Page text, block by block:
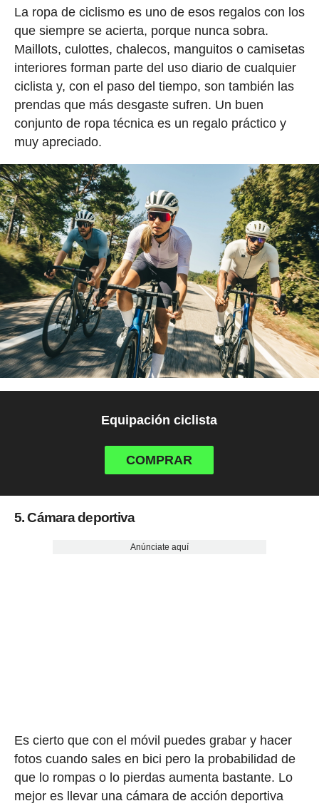
La ropa de ciclismo es uno de esos regalos con los
que siempre se acierta, porque nunca sobra.
Maillots, culottes, chalecos, manguitos o camisetas
interiores forman parte del uso diario de cualquier
ciclista y, con el paso del tiempo, son también las
prendas que más desgaste sufren. Un buen
conjunto de ropa técnica es un regalo práctico y
muy apreciado.
Equipación ciclista
COMPRAR
5. Cámara deportiva
Anúnciate aquí
Es cierto que con el móvil puedes grabar y hacer
fotos cuando sales en bici pero la probabilidad de
que lo rompas o lo pierdas aumenta bastante. Lo
mejor es llevar una cámara de acción deportiva